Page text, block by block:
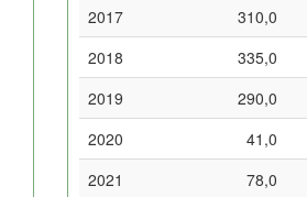
2017
310,0
2018
335,0
2019
290,0
2020
41,0
2021
78,0